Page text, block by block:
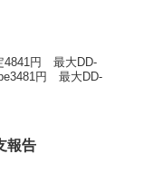
4841円 最大DD-
円 最大DD-
報告